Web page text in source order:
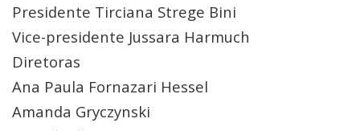
Presidente Tirciana Strege Bini
Vice-presidente Jussara Harmuch
Diretoras
Ana Paula Fornazari Hessel
Amanda Gryczynski